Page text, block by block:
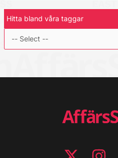
Hitta bland våra taggar